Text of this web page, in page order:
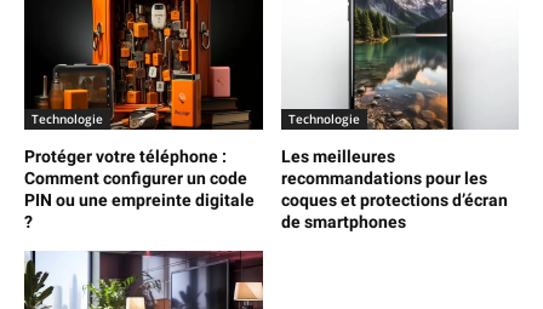
Technologie
Protéger votre téléphone :
Comment configurer un code
PIN ou une empreinte digitale
?
Technologie
Les meilleures
recommandations pour les
coques et protections d’écran
de smartphones